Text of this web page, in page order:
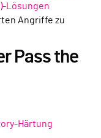
Lösungen
Angriffe zu
Pass the
Härtung